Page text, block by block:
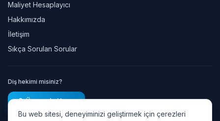
Maliyet Hesaplayıcı
Hakkımızda
İletişim
Sıkça Sorulan Sorular
Diş hekimi misiniz?
Ücretsiz Kayıt
Bu web sitesi, deneyiminizi geliştirmek için çerezleri